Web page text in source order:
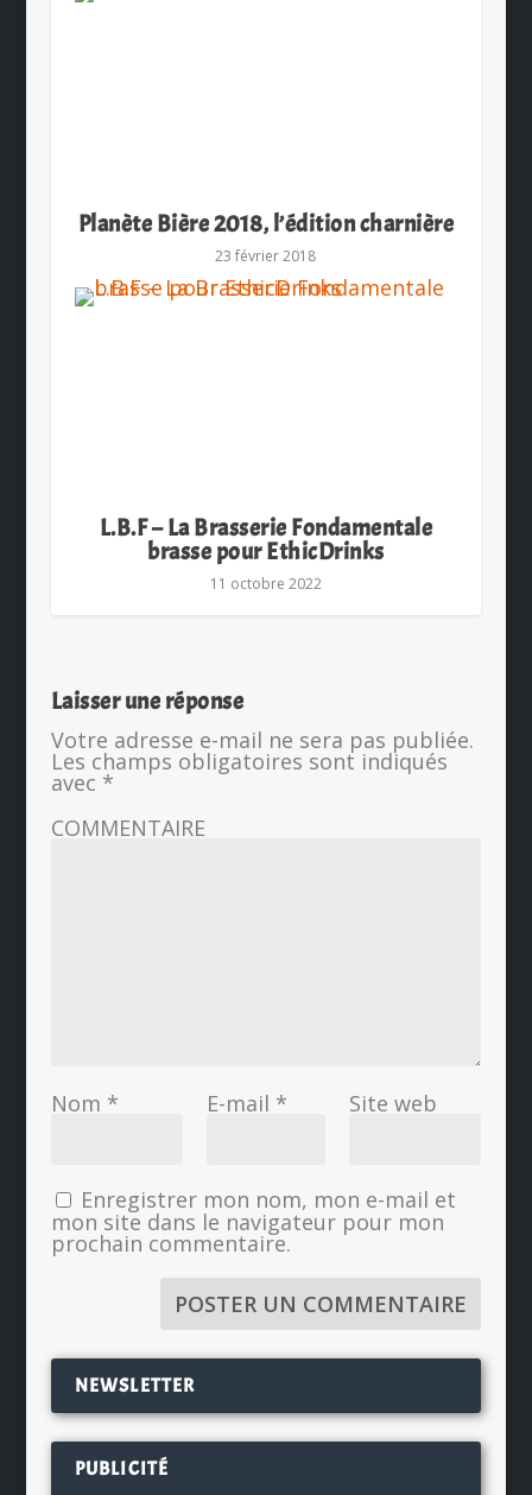
Planète Bière 2018, l’édition charnière
23 février 2018
L.B.F – La Brasserie Fondamentale
brasse pour EthicDrinks
11 octobre 2022
Laisser une réponse
Votre adresse e-mail ne sera pas publiée.
Les champs obligatoires sont indiqués
avec *
COMMENTAIRE
Nom * E-mail * Site web
Enregistrer mon nom, mon e-mail et
mon site dans le navigateur pour mon
prochain commentaire.
NEWSLETTER
PUBLICITÉ